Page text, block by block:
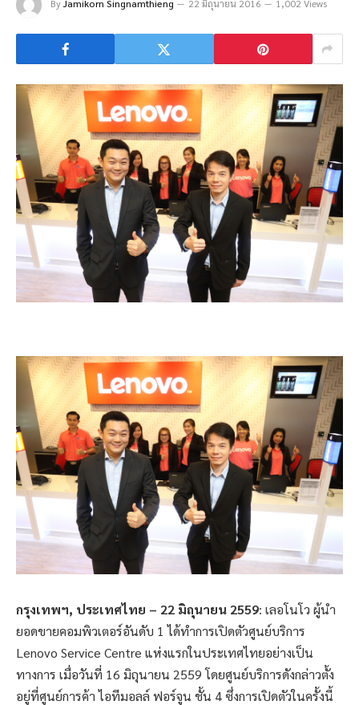
ByJamikorn Singnamthieng 22 มิถุนายน 2016 1,002 Views
กรุงเทพฯ, ประเทศไทย – 22 มิถุนายน 2559: เลอโนโว ผู้นำ
ยอดขายคอมพิวเตอร์อันดับ 1 ได้ทำการเปิดตัวศูนย์บริการ
Lenovo Service Centre แห่งแรกในประเทศไทยอย่างเป็น
ทางการ เมื่อวันที่ 16 มิถุนายน 2559 โดยศูนย์บริการดังกล่าวตั้ง
อยู่ที่ศูนย์การค้า ไอทีมอลล์ ฟอร์จูน ชั้น 4 ซึ่งการเปิดตัวในครั้งนี้